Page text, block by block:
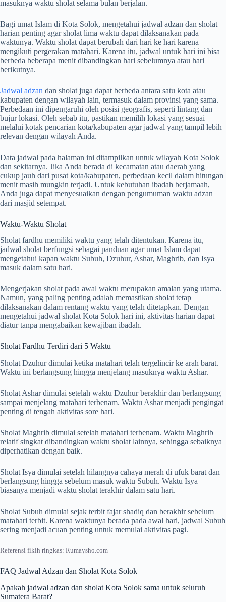
masuknya waktu sholat selama bulan berjalan.
Bagi umat Islam di Kota Solok, mengetahui jadwal adzan dan sholat
harian penting agar sholat lima waktu dapat dilaksanakan pada
waktunya. Waktu sholat dapat berubah dari hari ke hari karena
mengikuti pergerakan matahari. Karena itu, jadwal untuk hari ini bisa
berbeda beberapa menit dibandingkan hari sebelumnya atau hari
berikutnya.
Jadwal adzan dan sholat juga dapat berbeda antara satu kota atau
kabupaten dengan wilayah lain, termasuk dalam provinsi yang sama.
Perbedaan ini dipengaruhi oleh posisi geografis, seperti lintang dan
bujur lokasi. Oleh sebab itu, pastikan memilih lokasi yang sesuai
melalui kotak pencarian kota/kabupaten agar jadwal yang tampil lebih
relevan dengan wilayah Anda.
Data jadwal pada halaman ini ditampilkan untuk wilayah Kota Solok
dan sekitarnya. Jika Anda berada di kecamatan atau daerah yang
cukup jauh dari pusat kota/kabupaten, perbedaan kecil dalam hitungan
menit masih mungkin terjadi. Untuk kebutuhan ibadah berjamaah,
Anda juga dapat menyesuaikan dengan pengumuman waktu adzan
dari masjid setempat.
Waktu-Waktu Sholat
Sholat fardhu memiliki waktu yang telah ditentukan. Karena itu,
jadwal sholat berfungsi sebagai panduan agar umat Islam dapat
mengetahui kapan waktu Subuh, Dzuhur, Ashar, Maghrib, dan Isya
masuk dalam satu hari.
Mengerjakan sholat pada awal waktu merupakan amalan yang utama.
Namun, yang paling penting adalah memastikan sholat tetap
dilaksanakan dalam rentang waktu yang telah ditetapkan. Dengan
mengetahui jadwal sholat Kota Solok hari ini, aktivitas harian dapat
diatur tanpa mengabaikan kewajiban ibadah.
Sholat Fardhu Terdiri dari 5 Waktu
Sholat Dzuhur dimulai ketika matahari telah tergelincir ke arah barat.
Waktu ini berlangsung hingga menjelang masuknya waktu Ashar.
Sholat Ashar dimulai setelah waktu Dzuhur berakhir dan berlangsung
sampai menjelang matahari terbenam. Waktu Ashar menjadi pengingat
penting di tengah aktivitas sore hari.
Sholat Maghrib dimulai setelah matahari terbenam. Waktu Maghrib
relatif singkat dibandingkan waktu sholat lainnya, sehingga sebaiknya
diperhatikan dengan baik.
Sholat Isya dimulai setelah hilangnya cahaya merah di ufuk barat dan
berlangsung hingga sebelum masuk waktu Subuh. Waktu Isya
biasanya menjadi waktu sholat terakhir dalam satu hari.
Sholat Subuh dimulai sejak terbit fajar shadiq dan berakhir sebelum
matahari terbit. Karena waktunya berada pada awal hari, jadwal Subuh
sering menjadi acuan penting untuk memulai aktivitas pagi.
Referensi fikih ringkas: Rumaysho.com
FAQ Jadwal Adzan dan Sholat Kota Solok
Apakah jadwal adzan dan sholat Kota Solok sama untuk seluruh
Sumatera Barat?